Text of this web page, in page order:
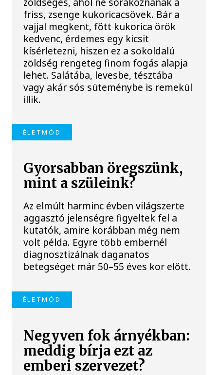
friss, zsenge kukoricacsövek. Bár a
vajjal megkent, főtt kukorica örök
kedvenc, érdemes egy kicsit
kísérletezni, hiszen ez a sokoldalú
zöldség rengeteg finom fogás alapja
lehet. Salátába, levesbe, tésztába
vagy akár sós süteménybe is remekül
illik.
ÉLETMÓD
Gyorsabban öregszünk,
mint a szüleink?
Az elmúlt harminc évben világszerte
aggasztó jelenségre figyeltek fel a
kutatók, amire korábban még nem
volt példa. Egyre több embernél
diagnosztizálnak daganatos
betegséget már 50–55 éves kor előtt.
ÉLETMÓD
Negyven fok árnyékban:
meddig bírja ezt az
emberi szervezet?